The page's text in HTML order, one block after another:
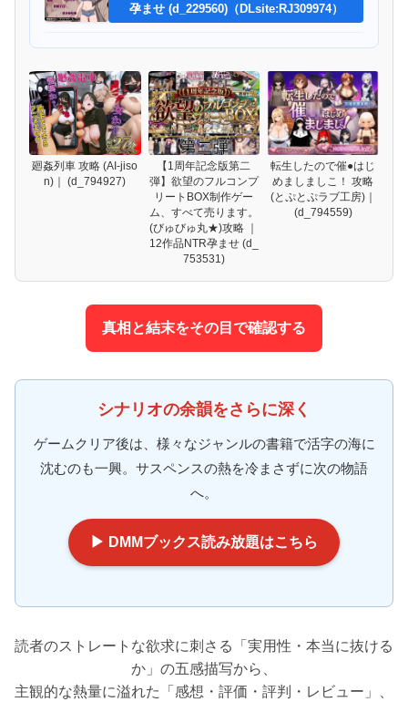
孕ませ (d_229560)（DLsite:RJ309974）
廻姦列車 攻略 (AI-jiso
n)｜ (d_794927)
【1周年記念版第二
弾】欲望のフルコンプ
リートBOX制作ゲー
ム、すべて売ります。
(びゅびゅ丸★)攻略 ｜
12作品NTR孕ませ (d_
753531)
転生したので催●はじ
めましましこ！ 攻略
(とぷとぷラブ工房)｜
(d_794559)
真相と結末をその目で確認する
シナリオの余韻をさらに深く
ゲームクリア後は、様々なジャンルの書籍で活字の海に
沈むのも一興。サスペンスの熱を冷まさずに次の物語
へ。
▶ DMMブックス読み放題はこちら
読者のストレートな欲求に刺さる「実用性・本当に抜ける
か」の五感描写から、
主観的な熱量に溢れた「感想・評価・評判・レビュー」、